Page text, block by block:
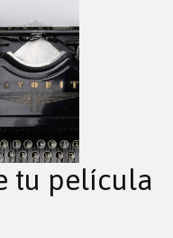
tu película